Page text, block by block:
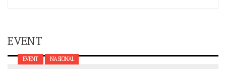
EVENT
EVENT NASIONAL